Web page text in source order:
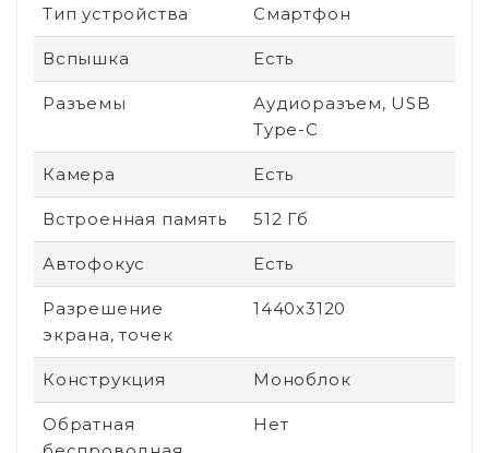
Тип устройства Смартфон
Вспышка Есть
Разъемы
Аудиоразъем, USB
Type-C
Камера Есть
Встроенная память 512 Гб
Автофокус Есть
Разрешение
экрана, точек
1440x3120
Конструкция Моноблок
Обратная
Нет